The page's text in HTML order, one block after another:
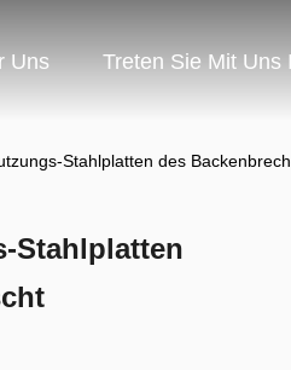
Uns Treten Sie Mit Uns
Stahlplatten des
Stahlplatten